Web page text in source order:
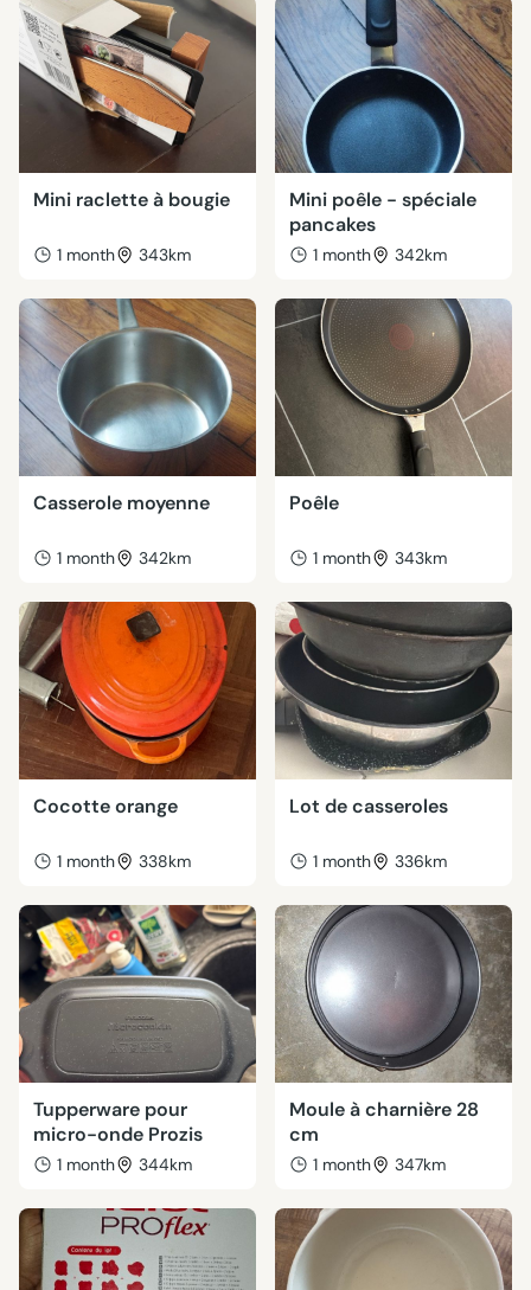
Mini raclette à bougie
1 month 343km
Mini poêle - spéciale
pancakes
1 month 342km
Casserole moyenne
1 month 342km
Poêle
1 month 343km
Cocotte orange
1 month 338km
Lot de casseroles
1 month 336km
Tupperware pour
micro-onde Prozis
1 month 344km
Moule à charnière 28
cm
1 month 347km